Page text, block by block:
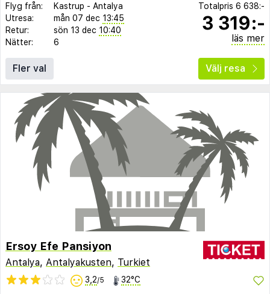
Flyg från: Kastrup - Antalya
Utresa:
mån 07 dec 13:45
Retur:
sön 13 dec 10:40
Nätter:
6
Totalpris 6 638:-
3 319:-
läs mer
Fler val Välj resa
Ersoy Efe Pansiyon
Antalya, Antalyakusten, Turkiet
3,2/5 32°C